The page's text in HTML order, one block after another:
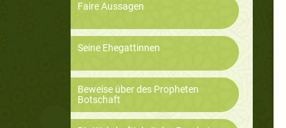
Faire Aussagen
Seine Ehegattinnen
Beweise über des Propheten
Botschaft